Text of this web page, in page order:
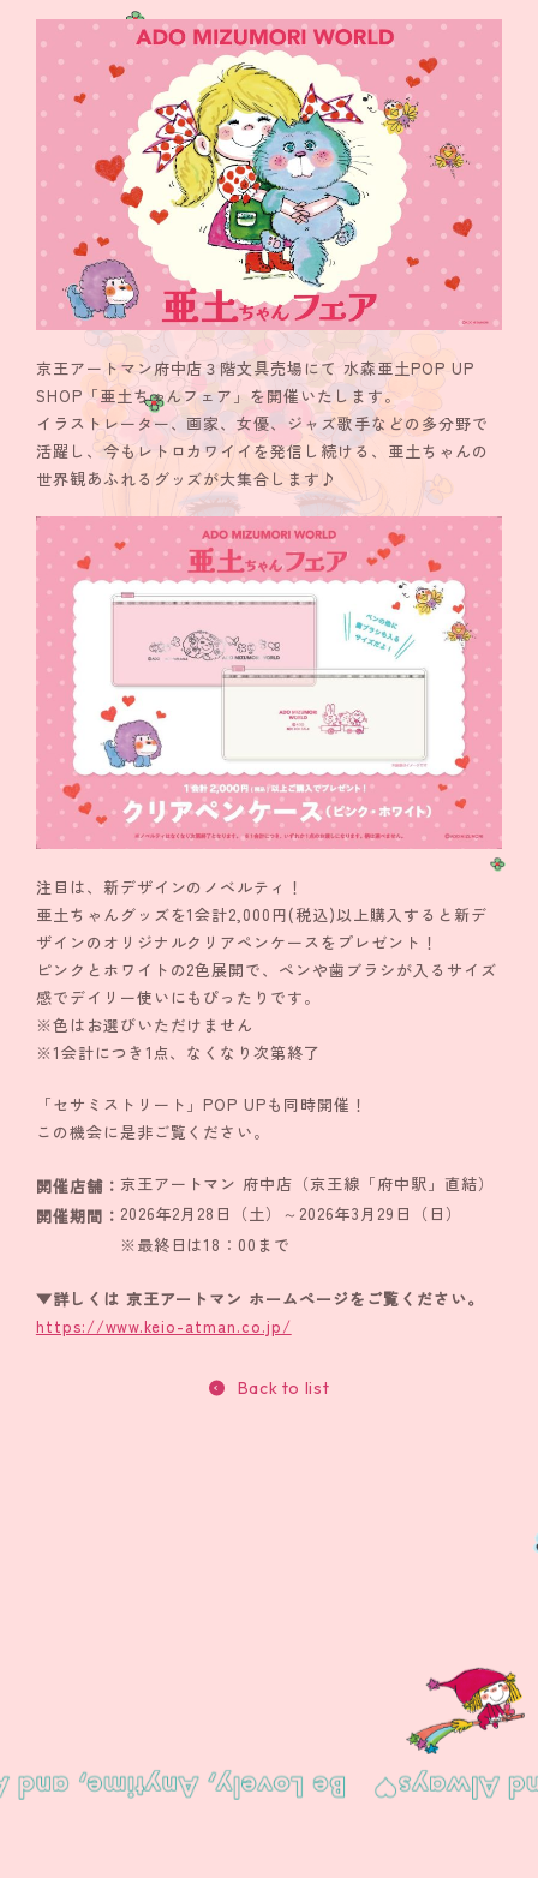
京王アートマン府中店３階文具売場にて 水森亜土POP UP
SHOP「亜土ちゃんフェア」を開催いたします。
イラストレーター、画家、女優、ジャズ歌手などの多分野で
活躍し、今もレトロカワイイを発信し続ける、亜土ちゃんの
世界観あふれるグッズが大集合します♪
注目は、新デザインのノベルティ！
亜土ちゃんグッズを1会計2,000円(税込)以上購入すると新デ
ザインのオリジナルクリアペンケースをプレゼント！
ピンクとホワイトの2色展開で、ペンや歯ブラシが入るサイズ
感でデイリー使いにもぴったりです。
※色はお選びいただけません
※1会計につき1点、なくなり次第終了
「セサミストリート」POP UPも同時開催！
この機会に是非ご覧ください。
開催店舗： 京王アートマン 府中店（京王線「府中駅」直結）
開催期間： 2026年2月28日（土）～2026年3月29日（日）
※最終日は18：00まで
▼詳しくは 京王アートマン ホームページをご覧ください。
https://www.keio-atman.co.jp/
Back to list